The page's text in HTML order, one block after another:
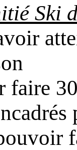
Ski
faire